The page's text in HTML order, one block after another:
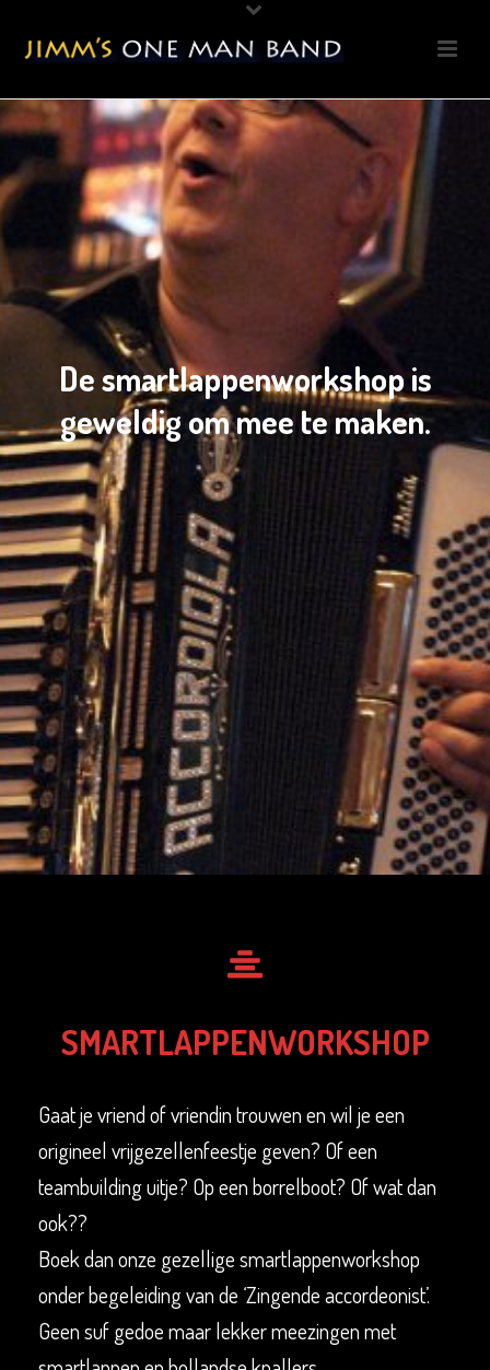
De smartlappenworkshop is
geweldig om mee te maken.
SMARTLAPPENWORKSHOP
Gaat je vriend of vriendin trouwen en wil je een
origineel vrijgezellenfeestje geven? Of een
teambuilding uitje? Op een borrelboot? Of wat dan
ook??
Boek dan onze gezellige smartlappenworkshop
onder begeleiding van de ‘Zingende accordeonist’.
Geen suf gedoe maar lekker meezingen met